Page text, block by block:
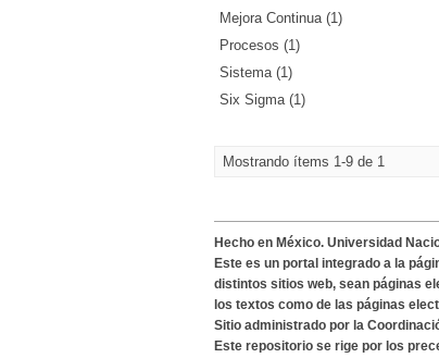
Mejora Continua (1)
Procesos (1)
Sistema (1)
Six Sigma (1)
Mostrando ítems 1-9 de 1
Hecho en México. Universidad
Este es un portal integrado a la
distintos sitios web, sean páginas
los textos como de las páginas
Sitio administrado por la
Este repositorio se rige por los